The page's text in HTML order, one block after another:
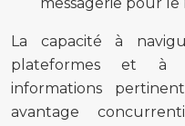
La capacité à
plateformes et à
informations
avantage